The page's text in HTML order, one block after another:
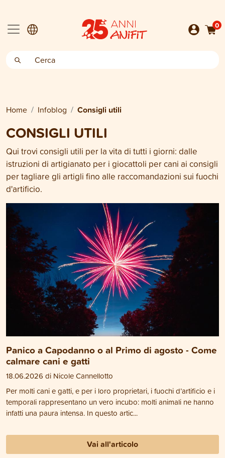
0
Home Infoblog Consigli utili
CONSIGLI UTILI
Qui trovi consigli utili per la vita di tutti i giorni: dalle
istruzioni di artigianato per i giocattoli per cani ai consigli
per tagliare gli artigli fino alle raccomandazioni sui fuochi
d'artificio.
Panico a Capodanno o al Primo di agosto - Come
calmare cani e gatti
18.06.2026 di Nicole Cannellotto
Per molti cani e gatti, e per i loro proprietari, i fuochi d’artificio e i
temporali rappresentano un vero incubo: molti animali ne hanno
infatti una paura intensa. In questo artic...
Vai all'articolo